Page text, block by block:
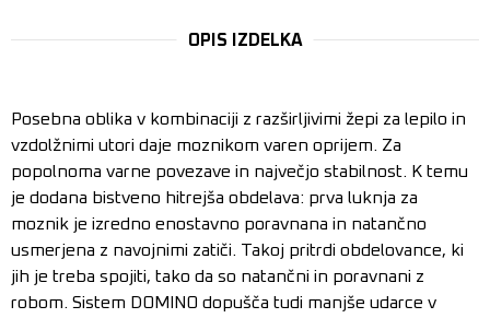
OPIS IZDELKA
Posebna oblika v kombinaciji z razširljivimi žepi za lepilo in
vzdolžnimi utori daje moznikom varen oprijem. Za
popolnoma varne povezave in največjo stabilnost. K temu
je dodana bistveno hitrejša obdelava: prva luknja za
moznik je izredno enostavno poravnana in natančno
usmerjena z navojnimi zatiči. Takoj pritrdi obdelovance, ki
jih je treba spojiti, tako da so natančni in poravnani z
robom. Sistem DOMINO dopušča tudi manjše udarce v